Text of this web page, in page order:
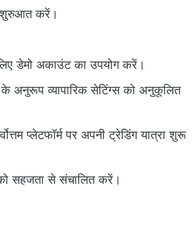
शुरुआत करें।
डेमो अकाउंट का उपयोग करें।
के अनुरूप व्यापारिक सेटिंग्स को अनुकूलित
प्लेटफॉर्म पर अपनी ट्रेडिंग यात्रा शुरू
सहजता से संचालित करें।